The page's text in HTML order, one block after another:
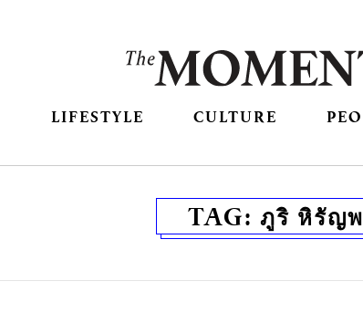
LIFESTYLE CULTURE
TAG: ภูริ หิรัญ